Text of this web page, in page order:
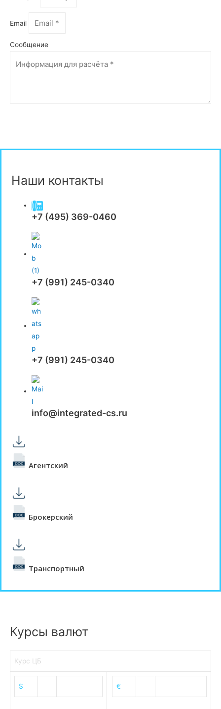
Email
Сообщение
Наши контакты
+7 (495) 369-0460
+7 (991) 245-0340
+7 (991) 245-0340
info@integrated-cs.ru
Агентский
Брокерский
Транспортный
Курсы валют
Курс ЦБ
$ €